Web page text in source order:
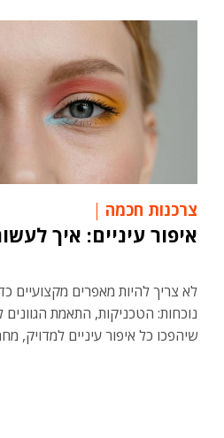
צרכנות חכמה
איפור עיניים: איך
לא צריך להיות מאפרים מקצועיים
נוכחות: הטכניקות, התאמת
שיהפכו כל איפור עיניים למדויק,